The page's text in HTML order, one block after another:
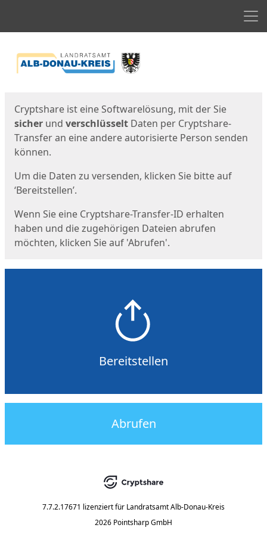
Cryptshare ist eine Softwarelösung, mit der Sie
sicher und verschlüsselt Daten per Cryptshare-
Transfer an eine andere autorisierte Person senden
können.
Um die Daten zu versenden, klicken Sie bitte auf
‘Bereitstellen’.
Wenn Sie eine Cryptshare-Transfer-ID erhalten
haben und die zugehörigen Dateien abrufen
möchten, klicken Sie auf 'Abrufen'.
Bereitstellen
Abrufen
7.7.2.17671 lizenziert für Landratsamt Alb-Donau-Kreis
2026 Pointsharp GmbH